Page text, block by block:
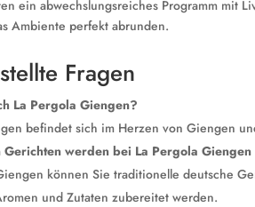
ein abwechslungsreiches Programm mit
Ambiente perfekt abrunden.
Fragen
La Pergola Giengen?
befindet sich im Herzen von Giengen
Gerichten werden bei La Pergola
können Sie traditionelle deutsche
und Zutaten zubereitet werden.